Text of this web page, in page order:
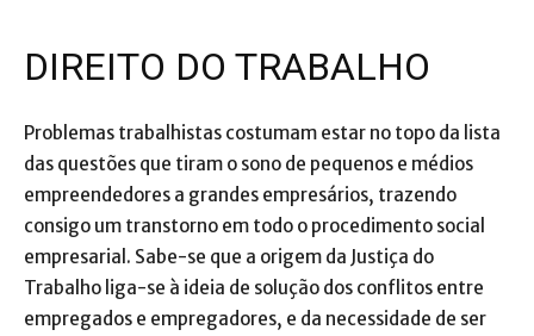
DIREITO DO TRABALHO
Problemas trabalhistas costumam estar no topo da lista
das questões que tiram o sono de pequenos e médios
empreendedores a grandes empresários, trazendo
consigo um transtorno em todo o procedimento social
empresarial. Sabe-se que a origem da Justiça do
Trabalho liga-se à ideia de solução dos conflitos entre
empregados e empregadores, e da necessidade de ser